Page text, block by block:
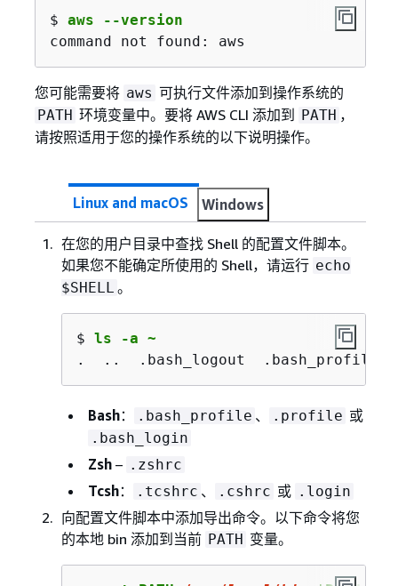
$ aws --version
command not found: aws
您可能需要将 aws 可执行文件添加到操作系统的
PATH 环境变量中。要将 AWS CLI 添加到 PATH ，
请按照适用于您的操作系统的以下说明操作。
Linux and macOS Windows
在您的用户目录中查找 Shell 的配置文件脚本。
如果您不能确定所使用的 Shell，请运行 echo
$SHELL 。
$ ls -a ~
.  ..  .bash_logout  .bash_profile
Bash： .bash_profile 、 .profile 或
.bash_login
Zsh– .zshrc
Tcsh： .tcshrc 、 .cshrc 或 .login
向配置文件脚本中添加导出命令。以下命令将您
的本地 bin 添加到当前 PATH 变量。